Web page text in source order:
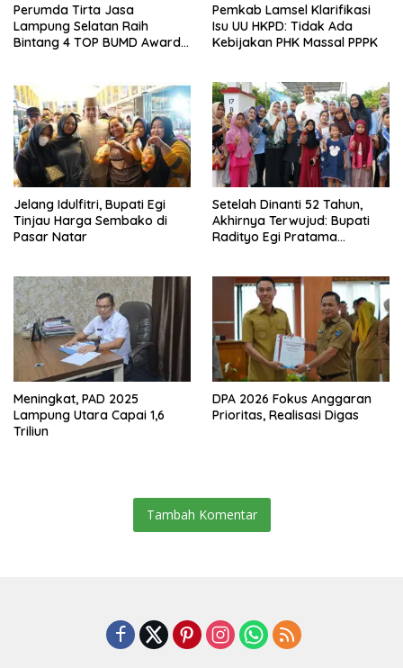
Perumda Tirta Jasa
Lampung Selatan Raih
Bintang 4 TOP BUMD Awards
Pemkab Lamsel Klarifikasi
Isu UU HKPD: Tidak Ada
Kebijakan PHK Massal PPPK
Jelang Idulfitri, Bupati Egi
Tinjau Harga Sembako di
Pasar Natar
Setelah Dinanti 52 Tahun,
Akhirnya Terwujud: Bupati
Radityo Egi Pratama
Meningkat, PAD 2025
Lampung Utara Capai 1,6
Triliun
DPA 2026 Fokus Anggaran
Prioritas, Realisasi Digas
Tambah Komentar